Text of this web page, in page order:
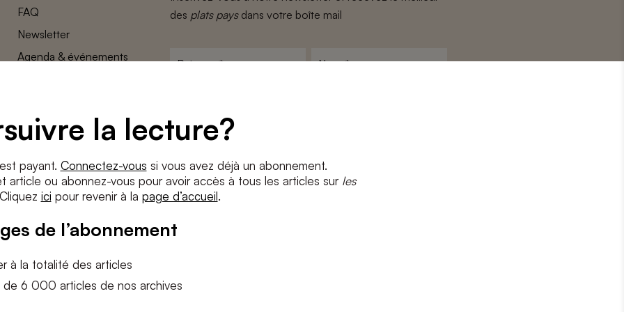
la lecture?
payant. Connectez-vous si vous avez déjà un abonnement.
article ou abonnez-vous pour avoir accès à tous les articles sur les
ici pour revenir à la page d’accueil.
de l’abonnement
à la totalité des articles
6 000 articles de nos archives
FAQ
Newsletter
Agenda & événements
Paramètres des cookies
des plats paysdans votre boîte mail
e-
mail
Conditions *
J'accepteles termes et conditionsetla politique de confidentialité